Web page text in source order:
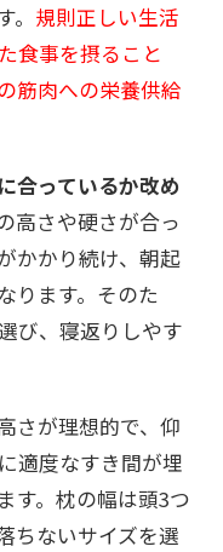
規則正しい生活
食事を摂ること
筋肉への栄養供給
合っているか改め
高さや硬さが合っ
かかり続け、朝起
ります。そのた
び、寝返りしやす
さが理想的で、仰
適度なすき間が埋
す。枕の幅は頭3つ
ちないサイズを選